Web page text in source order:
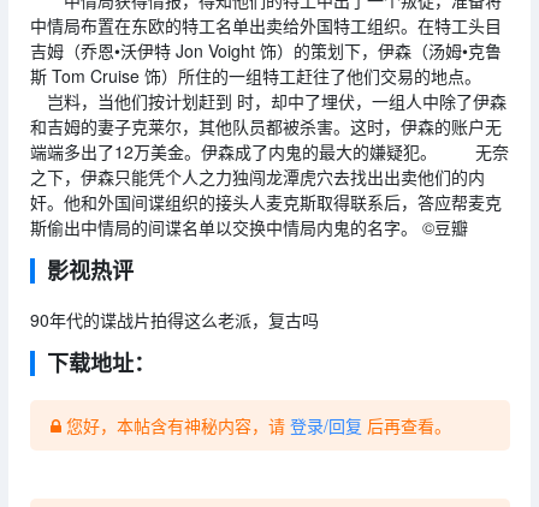
中情局布置在东欧的特工名单出卖给外国特工组织。在特工头目
吉姆（乔恩•沃伊特 Jon Voight 饰）的策划下，伊森（汤姆•克鲁
斯 Tom Cruise 饰）所住的一组特工赶往了他们交易的地点。
岂料，当他们按计划赶到 时，却中了埋伏，一组人中除了伊森
和吉姆的妻子克莱尔，其他队员都被杀害。这时，伊森的账户无
端端多出了12万美金。伊森成了内鬼的最大的嫌疑犯。 无奈
之下，伊森只能凭个人之力独闯龙潭虎穴去找出出卖他们的内
奸。他和外国间谍组织的接头人麦克斯取得联系后，答应帮麦克
斯偷出中情局的间谍名单以交换中情局内鬼的名字。 ©豆瓣
影视热评
90年代的谍战片拍得这么老派，复古吗
下载地址：
您好，本帖含有神秘内容，请 登录/回复 后再查看。